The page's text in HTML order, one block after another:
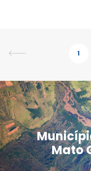
1
Mato